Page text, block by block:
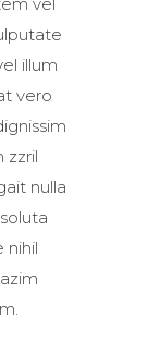
illum
vero
zzril
nulla
nihil